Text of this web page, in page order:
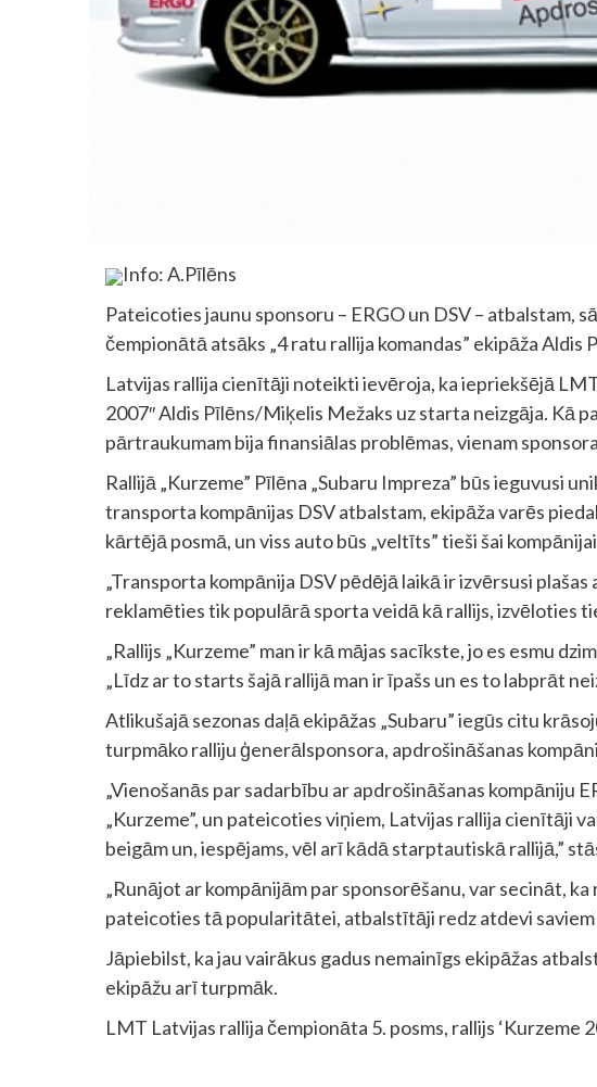
Info: A.Pīlēns
Pateicoties jaunu sponsoru – ERGO un DSV – atbalstam,
čempionātā atsāks „4 ratu rallija komandas” ekipāža Aldis
Latvijas rallija cienītāji noteikti ievēroja, ka iepriekšējā
2007″ Aldis Pīlēns/Miķelis Mežaks uz starta neizgāja. Kā
pārtraukumam bija finansiālas problēmas, vienam
Rallijā „Kurzeme” Pīlēna „Subaru Impreza” būs ieguvusi
transporta kompānijas DSV atbalstam, ekipāža varēs
kārtējā posmā, un viss auto būs „veltīts” tieši šai
„Transporta kompānija DSV pēdējā laikā ir izvērsusi
reklamēties tik populārā sporta veidā kā rallijs, izvēloties
„Rallijs „Kurzeme” man ir kā mājas sacīkste, jo es esmu
„Līdz ar to starts šajā rallijā man ir īpašs un es to labprāt
Atlikušajā sezonas daļā ekipāžas „Subaru” iegūs citu
turpmāko ralliju ģenerālsponsora, apdrošināšanas
„Vienošanās par sadarbību ar apdrošināšanas kompāniju
„Kurzeme”, un pateicoties viņiem, Latvijas rallija cienītāji
beigām un, iespējams, vēl arī kādā starptautiskā rallijā,”
„Runājot ar kompānijām par sponsorēšanu, var secināt,
pateicoties tā popularitātei, atbalstītāji redz atdevi saviem
Jāpiebilst, ka jau vairākus gadus nemainīgs ekipāžas
ekipāžu arī turpmāk.
LMT Latvijas rallija čempionāta 5. posms, rallijs ‘Kurzeme